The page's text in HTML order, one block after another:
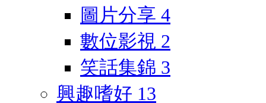
圖片分享 4
數位影視 2
笑話集錦 3
興趣嗜好 13